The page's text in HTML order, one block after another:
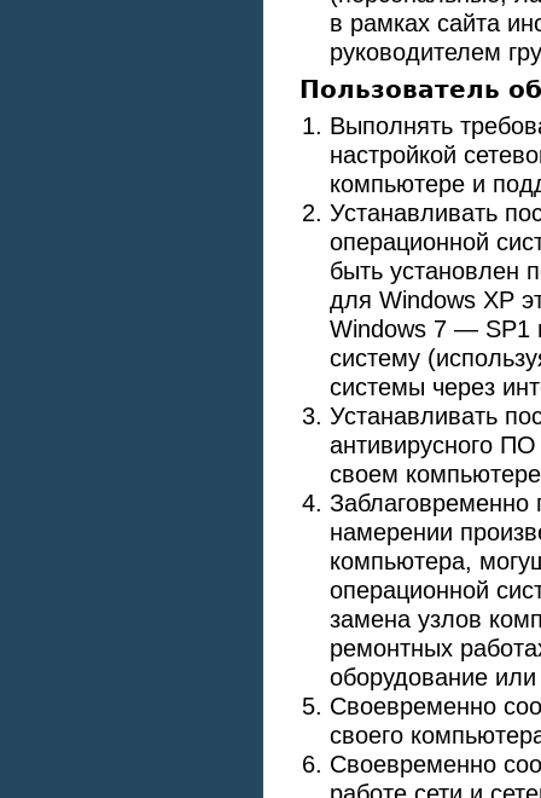
в рамках сайта
руководителем
Пользователь
Выполнять
настройкой
компьютере и
Устанавливать
операционной
быть установлен
для Windows ХР
Windows 7 — SP1
систему
системы через
Устанавливать
антивирусного
своем компьютере
Заблаговременно
намерении
компьютера,
операционной
замена узлов
ремонтных
оборудование
Своевременно
своего
Своевременно